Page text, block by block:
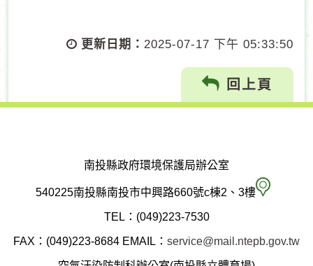
更新日期： 2025-07-17 下午 05:33:50
回上頁
南投縣政府環境保護局辦公室
540225南投縣南投市中興路660號c棟2、3樓 南
縣
TEL：(049)223-7530
FAX：(049)223-8684 EMAIL： service@mail.ntepb.gov.tw